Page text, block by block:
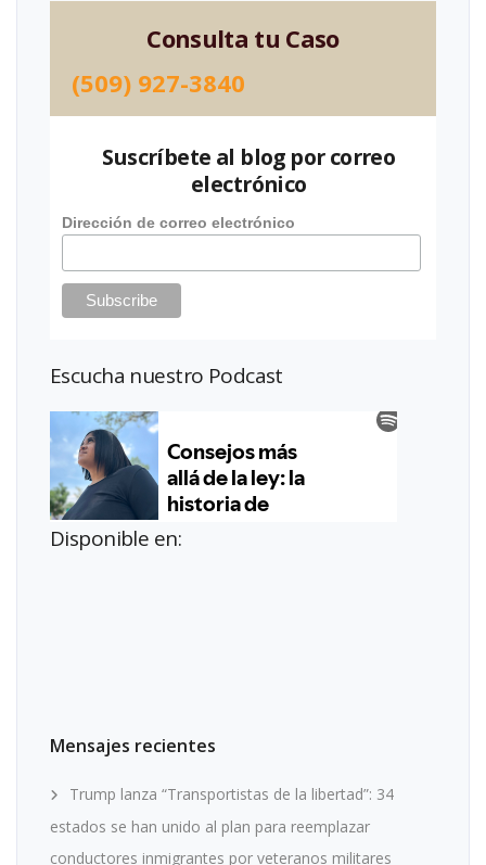
Consulta tu Caso
(509) 927-3840
Suscríbete al blog por correo
electrónico
Dirección de correo electrónico
Escucha nuestro Podcast
Disponible en:
Mensajes recientes
Trump lanza “Transportistas de la libertad”: 34
estados se han unido al plan para reemplazar
conductores inmigrantes por veteranos militares